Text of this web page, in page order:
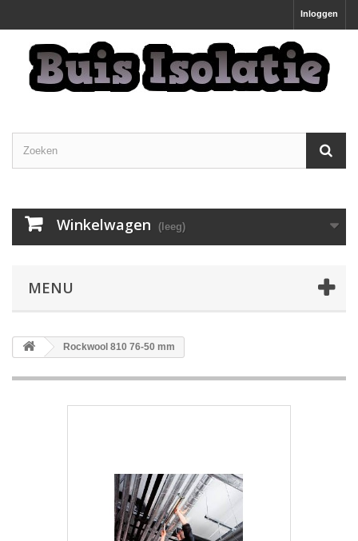
Inloggen
Winkelwagen (leeg)
MENU
Rockwool 810 76-50 mm